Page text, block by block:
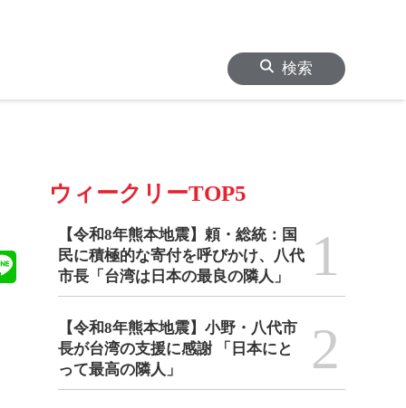
検索
ウィークリーTOP5
【令和8年熊本地震】頼・総統：国
民に積極的な寄付を呼びかけ、八代
市長「台湾は日本の最良の隣人」
1
【令和8年熊本地震】小野・八代市
長が台湾の支援に感謝 「日本にと
って最高の隣人」
2